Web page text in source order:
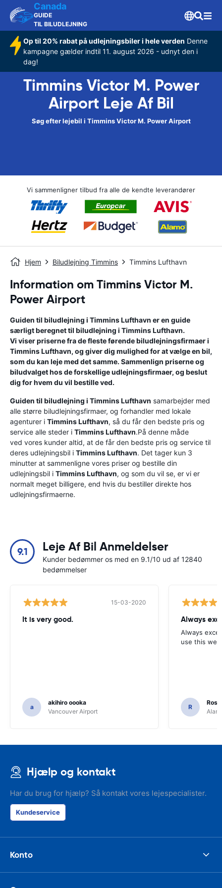
Canada
GUIDE
TIL BILUDLEJNING
Op til 20% rabat på udlejningsbiler i hele verden Denne
kampagne gælder indtil 11. august 2026 - udnyt den i
dag!
Timmins Victor M. Power
Airport Leje Af Bil
Søg efter lejebil i Timmins Victor M. Power Airport
Vi sammenligner tilbud fra alle de kendte leverandører
Hjem Biludlejning Timmins Timmins Lufthavn
Information om Timmins Victor M.
Power Airport
Guiden til biludlejning i Timmins Lufthavn er en guide
særligt beregnet til biludlejning i Timmins Lufthavn.
Vi viser priserne fra de fleste førende biludlejningsfirmaer i
Timmins Lufthavn, og giver dig mulighed for at vælge en bil,
som du kan leje med det samme. Sammenlign priserne og
biludvalget hos de forskellige udlejningsfirmaer, og beslut
dig for hvem du vil bestille ved.
Guiden til biludlejning i Timmins Lufthavn samarbejder med
alle større biludlejningsfirmaer, og forhandler med lokale
agenturer i Timmins Lufthavn, så du får den bedste pris og
service alle steder i Timmins Lufthavn.På denne måde
ved vores kunder altid, at de får den bedste pris og service til
deres udlejningsbil i Timmins Lufthavn. Det tager kun 3
minutter at sammenligne vores priser og bestille din
udlejningsbil i Timmins Lufthavn, og som du vil se, er vi er
normalt meget billigere, end hvis du bestiller direkte hos
udlejningsfirmaerne.
9.1 Leje Af Bil Anmeldelser
Kunder bedømmer os med en 9.1/10 ud af 12840
bedømmelser
15-03-2020
It is very good.
a
akihiro oooka
Vancouver Airport
Always
Always
use this
R
Hjælp og kontakt
Har du brug for hjælp? Så kontakt vores lejespecialister.
Kundeservice
Konto